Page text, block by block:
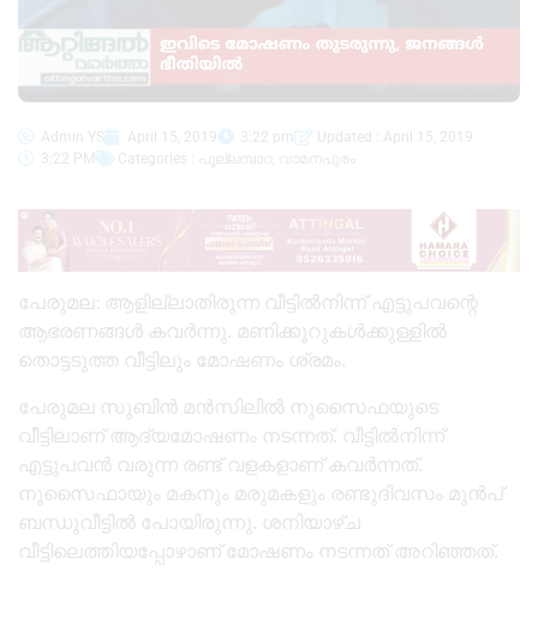
Admin YS April 15, 2019 3:22 pm
Updated : April 15, 2019
3:22 PM
Categories : പുല്ലമ്പാറ വാമനപുരം
പേരുമല: ആളില്ലാതിരുന്ന വീട്ടിൽനിന്ന്‌ എട്ടുപവന്റെ
ആഭരണങ്ങൾ കവർന്നു. മണിക്കൂറുകൾക്കുള്ളിൽ
തൊട്ടടുത്ത വീട്ടിലും മോഷണം ശ്രമം.
പേരുമല സുബിൻ മൻസിലിൽ നുസൈഫയുടെ
വീട്ടിലാണ് ആദ്യമോഷണം നടന്നത്. വീട്ടിൽനിന്ന്‌
എട്ടുപവൻ വരുന്ന രണ്ട് വളകളാണ് കവർന്നത്.
നുസൈഫായും മകനും മരുമകളും രണ്ടുദിവസം മുൻപ്‌
ബന്ധുവീട്ടിൽ പോയിരുന്നു. ശനിയാഴ്ച
വീട്ടിലെത്തിയപ്പോഴാണ് മോഷണം നടന്നത് അറിഞ്ഞത്.